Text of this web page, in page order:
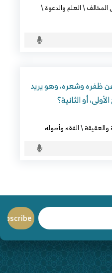
المخالف\العلم والدعوة\
ظفره وشعره، وهو يريد
أو الثانية؟
والعقيقة\الفقه وأصوله